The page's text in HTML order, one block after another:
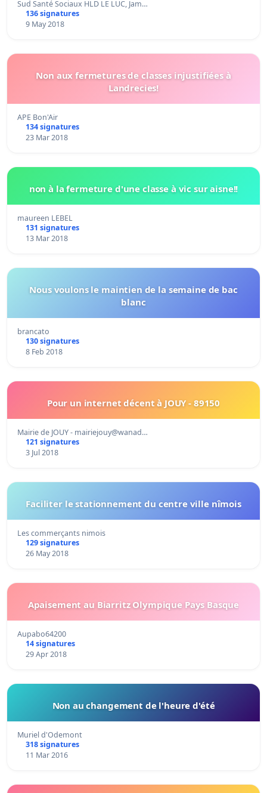
Sud Santé Sociaux HLD LE LUC, Jam…
136 signatures
9 May 2018
Non aux fermetures de classes injustifiées à
Landrecies!
APE Bon'Air
134 signatures
23 Mar 2018
non à la fermeture d'une classe à vic sur aisne!!
maureen LEBEL
131 signatures
13 Mar 2018
Nous voulons le maintien de la semaine de bac
blanc
brancato
130 signatures
8 Feb 2018
Pour un internet décent à JOUY - 89150
Mairie de JOUY - mairiejouy@wanad…
121 signatures
3 Jul 2018
Faciliter le stationnement du centre ville nîmois
Les commerçants nimois
129 signatures
26 May 2018
Apaisement au Biarritz Olympique Pays Basque
Aupabo64200
14 signatures
29 Apr 2018
Non au changement de l'heure d'été
Muriel d'Odemont
318 signatures
11 Mar 2016